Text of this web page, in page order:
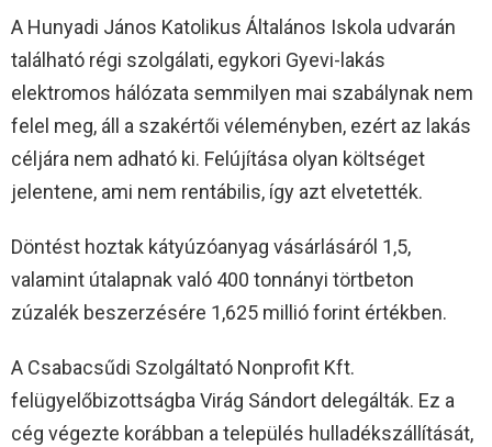
A Hunyadi János Katolikus Általános Iskola udvarán
található régi szolgálati, egykori Gyevi-lakás
elektromos hálózata semmilyen mai szabálynak nem
felel meg, áll a szakértői véleményben, ezért az lakás
céljára nem adható ki. Felújítása olyan költséget
jelentene, ami nem rentábilis, így azt elvetették.
Döntést hoztak kátyúzóanyag vásárlásáról 1,5,
valamint útalapnak való 400 tonnányi törtbeton
zúzalék beszerzésére 1,625 millió forint értékben.
A Csabacsűdi Szolgáltató Nonprofit Kft.
felügyelőbizottságba Virág Sándort delegálták. Ez a
cég végezte korábban a település hulladékszállítását,